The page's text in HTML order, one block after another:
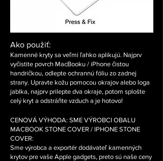
Ako použiť:
Kamenné kryty sa veľmi ľahko aplikujú. Najprv
vyčistite povrch MacBooku / iPhone čistou
handričkou, odlepte ochrannú fóliu zo zadnej
strany. Upravte kožu pomocou okrajov alebo loga
jablka, najprv prilepte dva okraje, potom splošte
celý kryt a odstráňte vzduch a je hotovo!
CENOVÁ VÝHODA: SME VÝROBCI OBALU
MACBOOK STONE COVER / IPHONE STONE
COVER:
Sme výrobca a exportér dodávateľ kamenných
krytov pre vaše Apple gadgets, preto sú naše ceny